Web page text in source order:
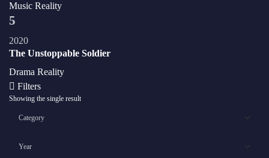
Music Reality
5
2020
The Unstoppable Soldier
Drama Reality
Filters
Showing the single result